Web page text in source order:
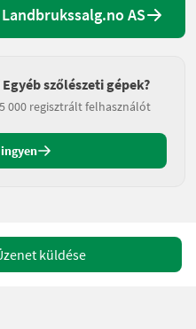
AS
szőlészeti gépek?
000 regisztrált felhasználót
küldése